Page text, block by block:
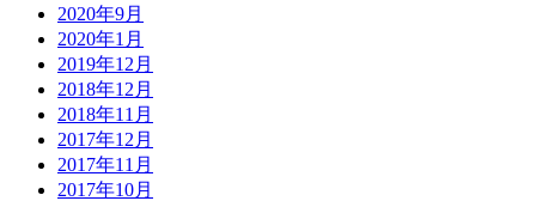
2020年9月
2020年1月
2019年12月
2018年12月
2018年11月
2017年12月
2017年11月
2017年10月